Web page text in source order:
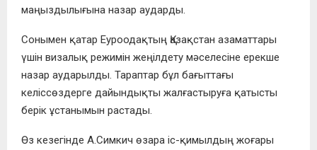
маңыздылығына назар аударды.
Сонымен қатар Еуроодақтың Қазақстан азаматтары
үшін визалық режимін жеңілдету мәселесіне ерекше
назар аударылды. Тараптар бұл бағыттағы
келіссөздерге дайындықты жалғастыруға қатысты
берік ұстанымын растады.
Өз кезегінде А.Симкич өзара іс-қимылдың жоғары